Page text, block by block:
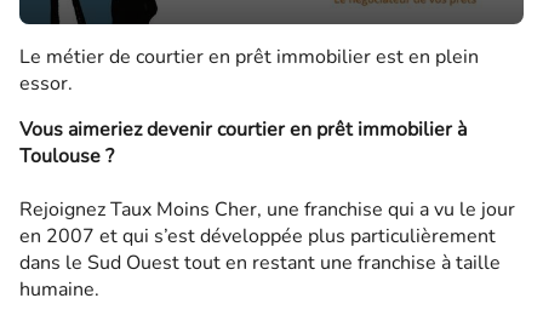
Le métier de courtier en prêt immobilier est en plein
essor.
Vous aimeriez devenir courtier en prêt immobilier à
Toulouse ?
Rejoignez Taux Moins Cher, une franchise qui a vu le jour
en 2007 et qui s’est développée plus particulièrement
dans le Sud Ouest tout en restant une franchise à taille
humaine.